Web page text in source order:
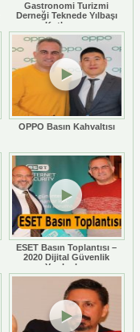
Gastronomi Turizmi
Derneği Teknede Yılbaşı
Kutlaması
OPPO Basın Kahvaltısı
ESET Basın Toplantısı –
2020 Dijital Güvenlik
Yazılımları